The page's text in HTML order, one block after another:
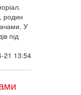
родин
У
під
21 13:54